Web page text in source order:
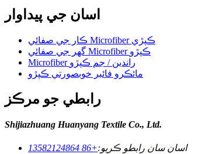
اسان جي پيداوار
ڪار جي صفائي Microfiber ڪپڙي
گھر جي صفائي Microfiber ڪپڙو
Microfiber راندين / جم ڪپڙو
مائڪرو فائبر خوبصورتي ڪپڙو
رابطي جو مرڪز
Shijiazhuang Huanyang Textile Co., Ltd.
اسان سان رابطو ڪريو:+86 13582124864